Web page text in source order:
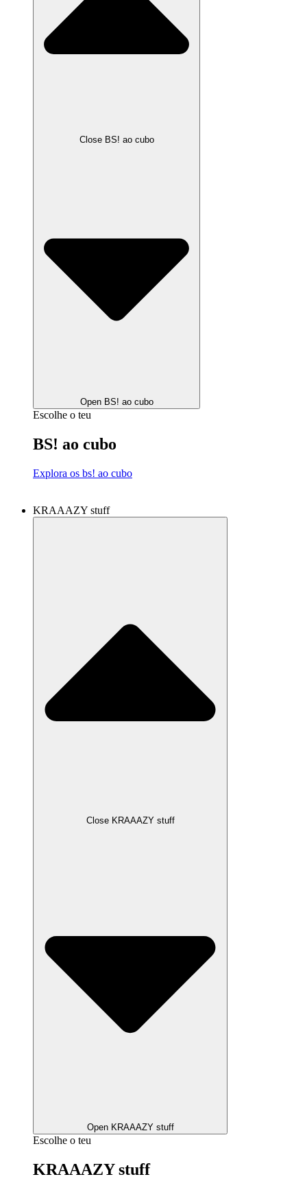
Close BS! ao cubo
Open BS! ao cubo
Escolhe o teu
BS! ao cubo
Explora os bs! ao cubo
KRAAAZY stuff
Close KRAAAZY stuff
Open KRAAAZY stuff
Escolhe o teu
KRAAAZY stuff